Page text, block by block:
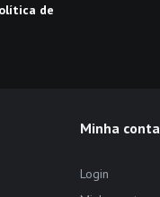
de
Minha conta
Login